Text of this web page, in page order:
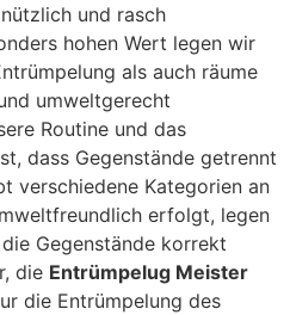
und rasch
hohen Wert legen wir
als auch räume
umweltgerecht
Routine und das
dass Gegenstände getrennt
verschiedene Kategorien an
erfolgt, legen
Gegenstände korrekt
die Entrümpelug Meister
die Entrümpelung des